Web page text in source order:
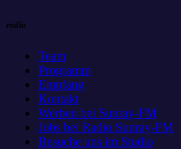
radio
Team
Programm
Empfang
Kontakt
Werben bei Sunray-FM
Jobs bei Radio Sunray-FM
Besuche uns im Studio